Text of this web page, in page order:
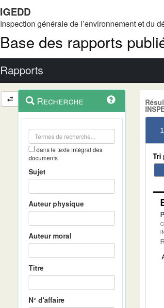
IGEDD
Inspection générale de l’environnement et du
Base des rapports
Rapports
Navigation
et
outils
contextuel
Recherche
dans le texte intégral des
documents
Sujet
Auteur physique
Auteur moral
Titre
N° d'affaire
Tri